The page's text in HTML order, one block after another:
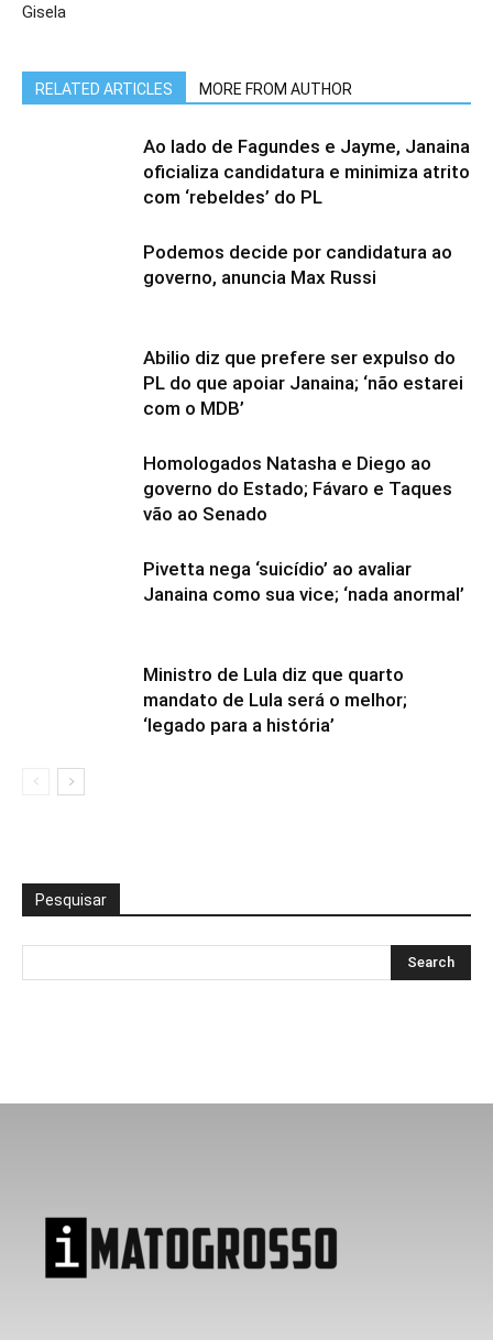
Gisela
RELATED ARTICLES MORE FROM AUTHOR
Ao lado de Fagundes e Jayme, Janaina
oficializa candidatura e minimiza atrito
com ‘rebeldes’ do PL
Podemos decide por candidatura ao
governo, anuncia Max Russi
Abilio diz que prefere ser expulso do
PL do que apoiar Janaina; ‘não estarei
com o MDB’
Homologados Natasha e Diego ao
governo do Estado; Fávaro e Taques
vão ao Senado
Pivetta nega ‘suicídio’ ao avaliar
Janaina como sua vice; ‘nada anormal’
Ministro de Lula diz que quarto
mandato de Lula será o melhor;
‘legado para a história’
Pesquisar